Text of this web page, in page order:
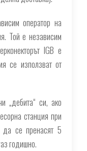
оператор на
Той е независим
IGB е
се използват от
„дебита“ си, ако
станция при
се пренасят 5
годишно.